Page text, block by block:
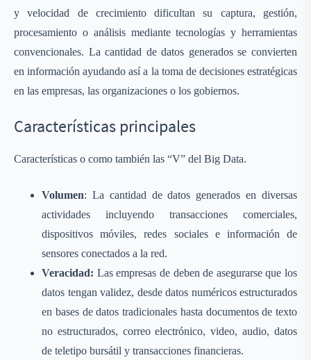
y velocidad de crecimiento dificultan su captura, gestión,
procesamiento o análisis mediante tecnologías y herramientas
convencionales. La cantidad de datos generados se convierten
en información ayudando así a la toma de decisiones estratégicas
en las empresas, las organizaciones o los gobiernos.
Características principales
Características o como también las “V” del Big Data.
Volumen: La cantidad de datos generados en diversas
actividades incluyendo transacciones comerciales,
dispositivos móviles, redes sociales e información de
sensores conectados a la red.
Veracidad: Las empresas de deben de asegurarse que los
datos tengan validez, desde datos numéricos estructurados
en bases de datos tradicionales hasta documentos de texto
no estructurados, correo electrónico, video, audio, datos
de teletipo bursátil y transacciones financieras.